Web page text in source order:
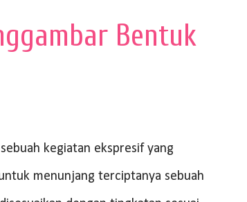
Bentuk
kegiatan ekspresif yang
menunjang terciptanya sebuah